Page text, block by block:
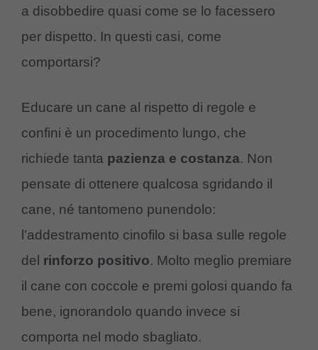
a disobbedire quasi come se lo facessero
per dispetto. In questi casi, come
comportarsi?
Educare un cane al rispetto di regole e
confini è un procedimento lungo, che
richiede tanta pazienza e costanza. Non
pensate di ottenere qualcosa sgridando il
cane, né tantomeno punendolo:
l’addestramento cinofilo si basa sulle regole
del rinforzo positivo. Molto meglio premiare
il cane con coccole e premi golosi quando fa
bene, ignorandolo quando invece si
comporta nel modo sbagliato.